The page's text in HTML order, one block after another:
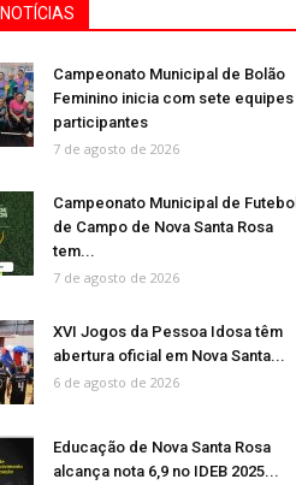
Campeonato Municipal de Bolão
Feminino inicia com sete equipes
participantes
7 de agosto de 2026
Campeonato Municipal de Futebol
de Campo de Nova Santa Rosa
tem...
7 de agosto de 2026
XVI Jogos da Pessoa Idosa têm
abertura oficial em Nova Santa...
6 de agosto de 2026
Educação de Nova Santa Rosa
alcança nota 6,9 no IDEB 2025...